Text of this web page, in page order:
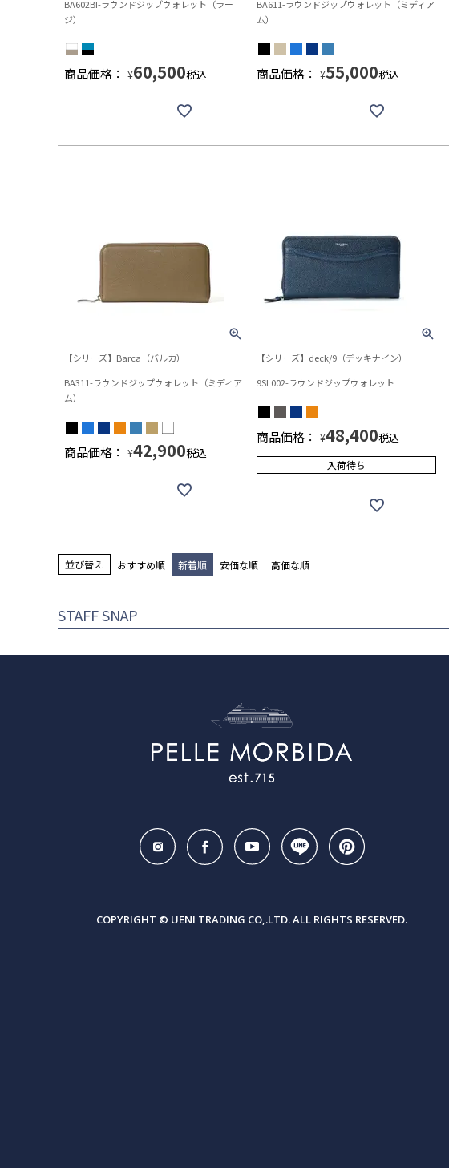
BA602BI-ラウンドジップウォレット（ラー
ジ）
商品価格： ¥60,500税込
BA611-ラウンドジップウォレット（ミディア
ム）
商品価格： ¥55,000税込
【シリーズ】Barca（バルカ）
BA311-ラウンドジップウォレット（ミディア
ム）
商品価格： ¥42,900税込
【シリーズ】deck/9（デッキナイン）
9SL002-ラウンドジップウォレット
商品価格： ¥48,400税込
入荷待ち
並び替え おすすめ順 新着順 安価な順 高価な順
STAFF SNAP
COPYRIGHT © UENI TRADING CO,.LTD. ALL RIGHTS RESERVED.